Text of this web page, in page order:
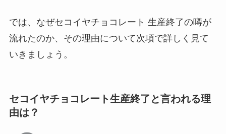
では、なぜセコイヤチョコレート 生産終了の噂が
流れたのか、その理由について次項で詳しく見て
いきましょう。
セコイヤチョコレート生産終了と言われる理
由は？